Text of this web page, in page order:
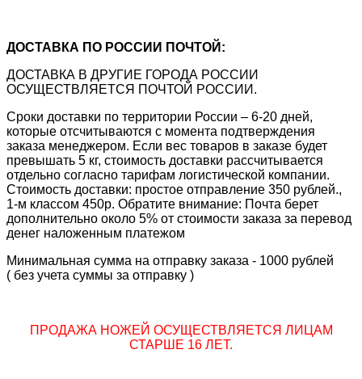
ДОСТАВКА ПО РОССИИ ПОЧТОЙ:
ДОСТАВКА В ДРУГИЕ ГОРОДА РОССИИ
ОСУЩЕСТВЛЯЕТСЯ ПОЧТОЙ РОССИИ.
Сроки доставки по территории России – 6-20 дней,
которые отсчитываются с момента подтверждения
заказа менеджером. Если вес товаров в заказе будет
превышать 5 кг, стоимость доставки рассчитывается
отдельно согласно тарифам логистической компании.
Стоимость доставки: простое отправление 350 рублей.,
1-м классом 450р. Обратите внимание: Почта берет
дополнительно около 5% от стоимости заказа за перевод
денег наложенным платежом
Минимальная сумма на отправку заказа - 1000 рублей
( без учета суммы за отправку )
ПРОДАЖА НОЖЕЙ ОСУЩЕСТВЛЯЕТСЯ ЛИЦАМ
СТАРШЕ 16 ЛЕТ.